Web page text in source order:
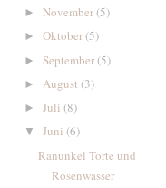
► November(5)
► Oktober(5)
► September(5)
► August (3)
► Juli (8)
▼ Juni (6)
Ranunkel Torte und
Rosenwasser